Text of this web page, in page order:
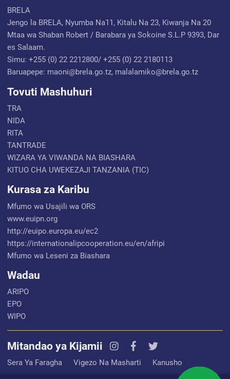
BRELA
Jengo la BRELA, Nyumba Na11, Kitalu Na 23, Kiwanja Na 20
Mtaa wa Shaban Robert / Barabara ya Sokoine S.L.P 9393, Dar
es Salaam.
Simu: +255 (0) 22 2212800/ +255 (0) 22 2180113
Baruapepe: maoni@brela.go.tz, malalamiko@brela.go.tz
Tovuti Mashuhuri
TRA
NIDA
RITA
TANTRADE
WIZARA YA VIWANDA NA BIASHARA
KITUO CHA UWEKEZAJI TANZANIA (TIC)
Kurasa za Karibu
Mfumo wa Usajili wa ORS
www.euipn.org
http://euipo.europa.eu/ec2
https://internationalipcooperation.eu/en/afripi
Mfumo wa Leseni za Biashara
Wadau
ARIPO
EPO
WIPO
Mitandao ya Kijamii
Sera Ya Faragha Vigezo Na Masharti Kanusho